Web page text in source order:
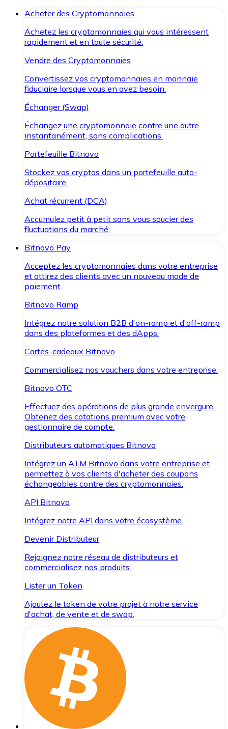
Acheter des Cryptomonnaies
Achetez les cryptomonnaies qui vous intéressent
rapidement et en toute sécurité.
Vendre des Cryptomonnaies
Convertissez vos cryptomonnaies en monnaie
fiduciaire lorsque vous en avez besoin.
Échanger (Swap)
Échangez une cryptomonnaie contre une autre
instantanément, sans complications.
Portefeuille Bitnovo
Stockez vos cryptos dans un portefeuille auto-
dépositaire.
Achat récurrent (DCA)
Accumulez petit à petit sans vous soucier des
fluctuations du marché.
Bitnovo Pay
Acceptez les cryptomonnaies dans votre entreprise
et attirez des clients avec un nouveau mode de
paiement.
Bitnovo Ramp
Intégrez notre solution B2B d'on-ramp et d'off-ramp
dans des plateformes et des dApps.
Cartes-cadeaux Bitnovo
Commercialisez nos vouchers dans votre entreprise.
Bitnovo OTC
Effectuez des opérations de plus grande envergure.
Obtenez des cotations premium avec votre
gestionnaire de compte.
Distributeurs automatiques Bitnovo
Intégrez un ATM Bitnovo dans votre entreprise et
permettez à vos clients d'acheter des coupons
échangeables contre des cryptomonnaies.
API Bitnovo
Intégrez notre API dans votre écosystème.
Devenir Distributeur
Rejoignez notre réseau de distributeurs et
commercialisez nos produits.
Lister un Token
Ajoutez le token de votre projet à notre service
d'achat, de vente et de swap.